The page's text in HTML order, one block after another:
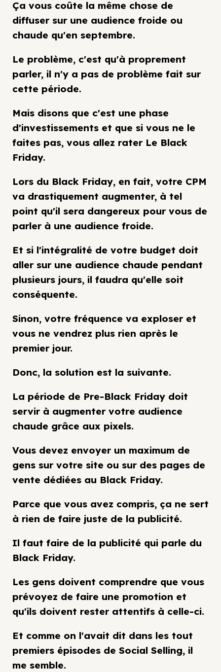
Ça vous coûte la même chose de
diffuser sur une audience froide ou
chaude qu'en septembre.
Le problème, c'est qu'à proprement
parler, il n'y a pas de problème fait sur
cette période.
Mais disons que c'est une phase
d'investissements et que si vous ne le
faites pas, vous allez rater Le Black
Friday.
Lors du Black Friday, en fait, votre CPM
va drastiquement augmenter, à tel
point qu'il sera dangereux pour vous de
parler à une audience froide.
Et si l'intégralité de votre budget doit
aller sur une audience chaude pendant
plusieurs jours, il faudra qu'elle soit
conséquente.
Sinon, votre fréquence va exploser et
vous ne vendrez plus rien après le
premier jour.
Donc, la solution est la suivante.
La période de Pre-Black Friday doit
servir à augmenter votre audience
chaude grâce aux pixels.
Vous devez envoyer un maximum de
gens sur votre site ou sur des pages de
vente dédiées au Black Friday.
Parce que vous avez compris, ça ne sert
à rien de faire juste de la publicité.
Il faut faire de la publicité qui parle du
Black Friday.
Les gens doivent comprendre que vous
prévoyez de faire une promotion et
qu'ils doivent rester attentifs à celle-ci.
Et comme on l'avait dit dans les tout
premiers épisodes de Social Selling, il
me semble.